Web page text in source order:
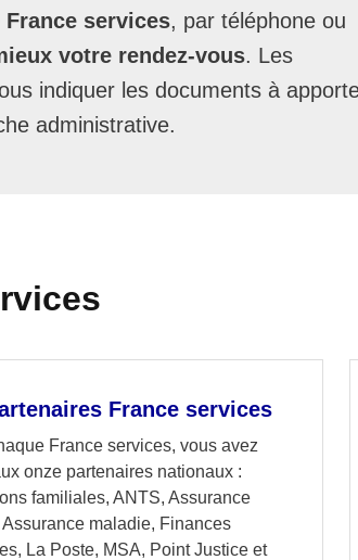
services, par téléphone ou
votre rendez-vous. Les
indiquer les documents à
administrative.
France services
France services, vous avez
onze partenaires nationaux :
familiales, ANTS, Assurance
Assurance maladie, Finances
La Poste, MSA, Point Justice et